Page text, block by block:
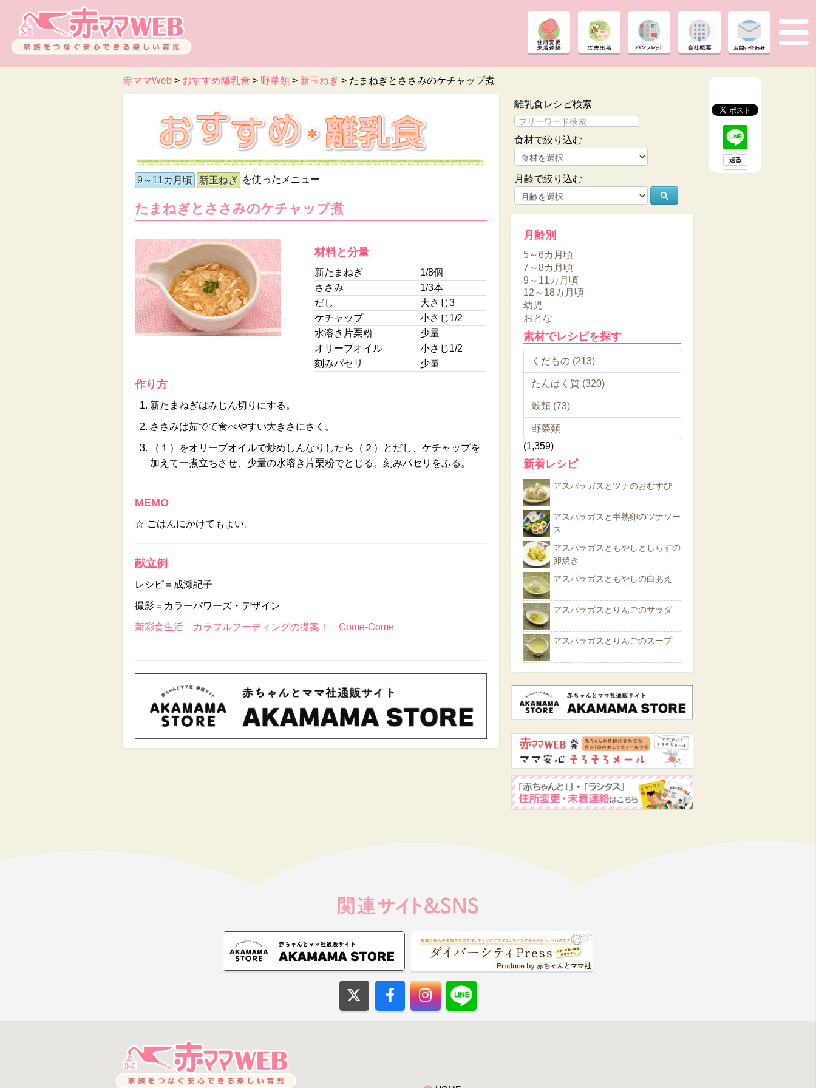
赤ママWeb > おすすめ離乳食 > 野菜類 > 新玉ねぎ > たまねぎとささみのケチャップ煮
9～11カ月頃 新玉ねぎ を使ったメニュー
たまねぎとささみのケチャップ煮
材料と分量
新たまねぎ
1/8個
ささみ
1/3本
だし
大さじ3
ケチャップ
小さじ1/2
水溶き片栗粉
少量
オリーブオイル
小さじ1/2
刻みパセリ
少量
作り方
新たまねぎはみじん切りにする。
ささみは茹でて食べやすい大きさにさく。
（１）をオリーブオイルで炒めしんなりしたら（２）とだし、ケチャップを
加えて一煮立ちさせ、少量の水溶き片栗粉でとじる。刻みパセリをふる。
MEMO
☆ ごはんにかけてもよい。
献立例
レシピ＝成瀬紀子
撮影＝カラーパワーズ・デザイン
新彩食生活 カラフルフーディングの提案！ Come-Come
離乳食レシピ検索
食材で絞り込む
月齢で絞り込む
月齢別
5～6カ月頃
7～8カ月頃
9～11カ月頃
12～18カ月頃
幼児
おとな
素材でレシピを探す
くだもの (213)
たんぱく質 (320)
穀類 (73)
野菜類
(1,359)
新着レシピ
アスパラガスとツナのおむすび
アスパラガスと半熟卵のツナソー
ス
アスパラガスともやしとしらすの
卵焼き
アスパラガスともやしの白あえ
アスパラガスとりんごのサラダ
アスパラガスとりんごのスープ